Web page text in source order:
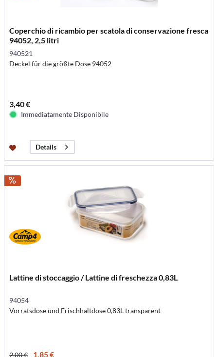
Coperchio di ricambio per scatola di conservazione fresca
94052, 2,5 litri
940521
Deckel für die größte Dose 94052
3,40 €
Immediatamente Disponibile
Details
Lattine di stoccaggio / Lattine di freschezza 0,83L
94054
Vorratsdose und Frischhaltdose 0,83L transparent
2,00 € 1,85 €